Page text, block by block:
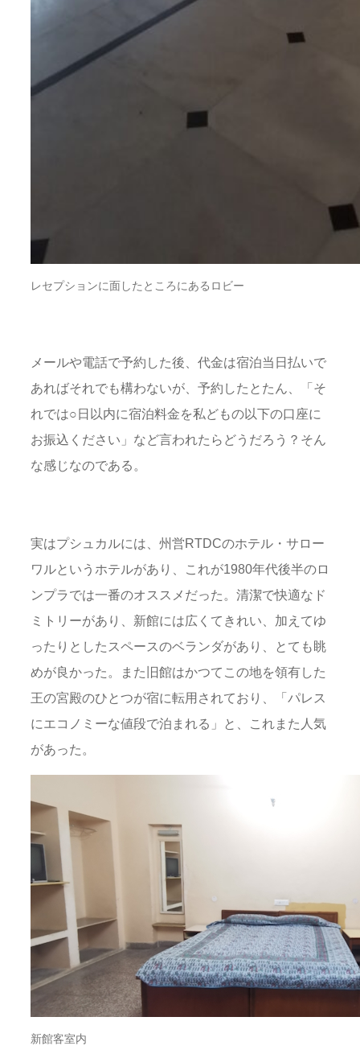
レセプションに面したところにあるロビー
メールや電話で予約した後、代金は宿泊当日払いで
あればそれでも構わないが、予約したとたん、「そ
れでは○日以内に宿泊料金を私どもの以下の口座に
お振込ください」など言われたらどうだろう？そん
な感じなのである。
実はプシュカルには、州営RTDCのホテル・サロー
ワルというホテルがあり、これが1980年代後半のロ
ンプラでは一番のオススメだった。清潔で快適なド
ミトリーがあり、新館には広くてきれい、加えてゆ
ったりとしたスペースのベランダがあり、とても眺
めが良かった。また旧館はかつてこの地を領有した
王の宮殿のひとつが宿に転用されており、「パレス
にエコノミーな値段で泊まれる」と、これまた人気
があった。
新館客室内